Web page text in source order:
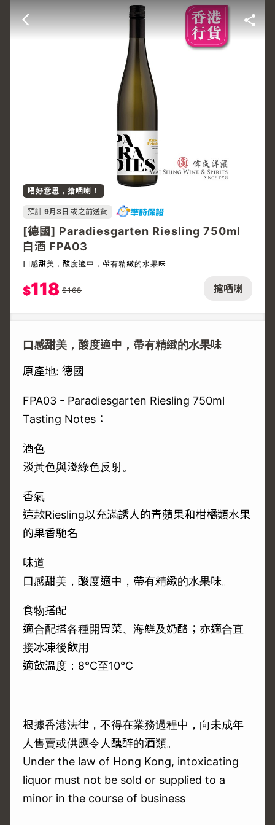
搶哂喇
唔好意思，搶哂喇！
預計 9月3日 或之前送貨
[德國] Paradiesgarten Riesling 750ml
白酒 FPA03
口感甜美，酸度適中，帶有精緻的水果味
$118 $168
口感甜美，酸度適中，帶有精緻的水果味
原產地: 德國
FPA03 - Paradiesgarten Riesling 750ml
Tasting Notes：
酒色
淡黃色與淺綠色反射。
香氣
這款Riesling以充滿誘人的青蘋果和柑橘類水果
的果香馳名
味道
口感甜美，酸度適中，帶有精緻的水果味。
食物搭配
適合配搭各種開胃菜、海鮮及奶酪；亦適合直
接冰凍後飲用
適飲溫度：8℃至10℃
根據香港法律，不得在業務過程中，向未成年
人售賣或供應令人醺醉的酒類。
Under the law of Hong Kong, intoxicating
liquor must not be sold or supplied to a
minor in the course of business